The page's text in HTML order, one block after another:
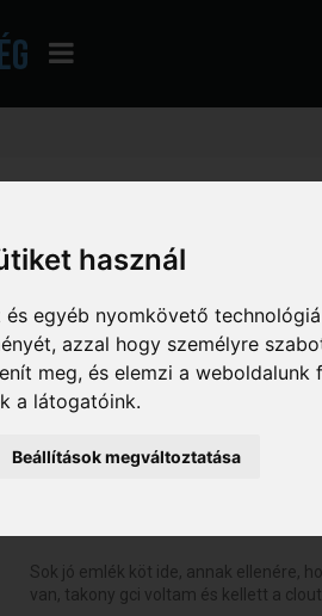
használ
egyéb nyomkövető
azzal hogy személyre
meg, és elemzi a
a látogatóink.
Beállítások megváltoztatása
Téma: Sziasztok (Megtekintve
Sziasztok
Dátum: 2019. február 03. - 21:11:43 »
Sok jó emlék köt ide, annak ellenére,
van, takony gci voltam és kellett a